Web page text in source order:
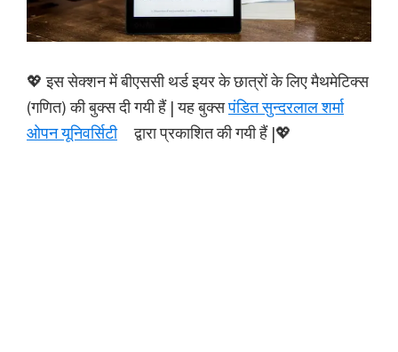
💖 इस सेक्शन में बीएससी थर्ड इयर के छात्रों के लिए मैथमेटिक्स
(गणित) की बुक्स दी गयी हैं | यह बुक्सपंडित सुन्दरलाल शर्मा
ओपन यूनिवर्सिटी
द्वारा प्रकाशित की गयी हैं |💖